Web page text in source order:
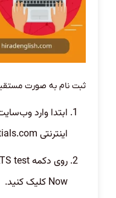
ثبت نام به صورت
ابتدا وارد
اینترنتی
روی دکمهtest
Now کلیک کنید.